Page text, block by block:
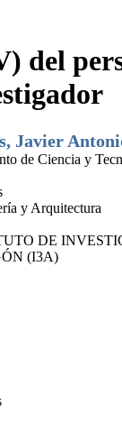
del
Javier
de Ciencia y
y Arquitectura
DE
(I3A)